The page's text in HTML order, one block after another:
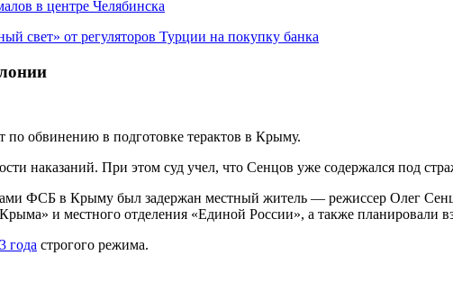
в центре Челябинска
свет» от регуляторов Турции на покупку банка
по обвинению в подготовке терактов в Крыму.
наказаний. При этом суд учел, что Сенцов уже содержался под
ФСБ в Крыму был задержан местный житель — режиссер Олег
и местного отделения «Единой России», а также
года строгого режима.